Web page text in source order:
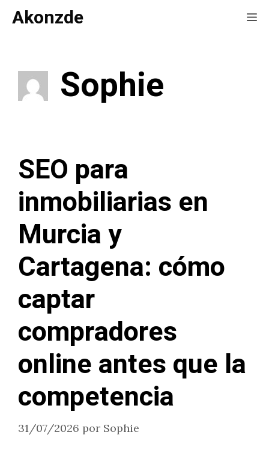
Saltar
Akonzde
Sophie
SEO para
inmobiliarias en
Murcia y
Cartagena: cómo
captar
compradores
online antes que la
competencia
31/07/2026 por Sophie